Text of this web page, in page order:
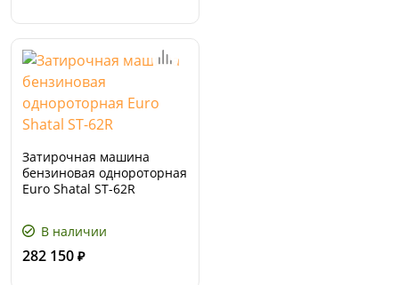
Затирочная машина
бензиновая однороторная
Euro Shatal ST-62R
В наличии
282 150 ₽